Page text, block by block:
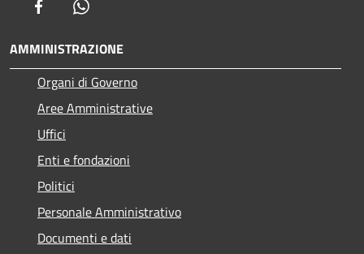
Facebook
AMMINISTRAZIONE
Organi di Governo
Aree Amministrative
Uffici
Enti e fondazioni
Politici
Personale Amministrativo
Documenti e dati